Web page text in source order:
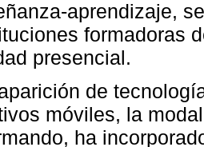
aprendizaje,
formadoras
presencial.
de
móviles, la
ha